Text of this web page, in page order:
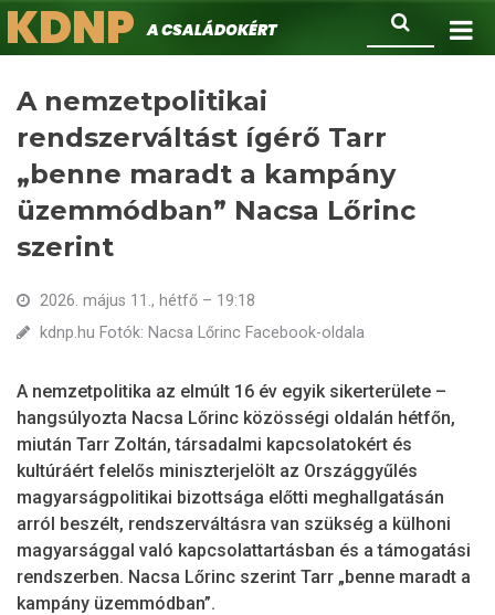
Ugrás
a
Keresés
KDNPA családokért.
A nemzetpolitikai
rendszerváltást ígérő Tarr
„benne maradt a kampány
üzemmódban” Nacsa Lőrinc
szerint
2026. május 11., hétfő – 19:18
kdnp.hu Fotók: Nacsa Lőrinc Facebook-oldala
A nemzetpolitika az elmúlt 16 év egyik sikerterülete –
hangsúlyozta Nacsa Lőrinc közösségi oldalán hétfőn,
miután Tarr Zoltán, társadalmi kapcsolatokért és
kultúráért felelős miniszterjelölt az Országgyűlés
magyarságpolitikai bizottsága előtti meghallgatásán
arról beszélt, rendszerváltásra van szükség a külhoni
magyarsággal való kapcsolattartásban és a támogatási
rendszerben. Nacsa Lőrinc szerint Tarr „benne maradt a
kampány üzemmódban”.